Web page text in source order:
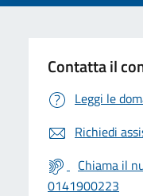
Contatta il
Leggi le
Richiedi
Chiama il
0141900223